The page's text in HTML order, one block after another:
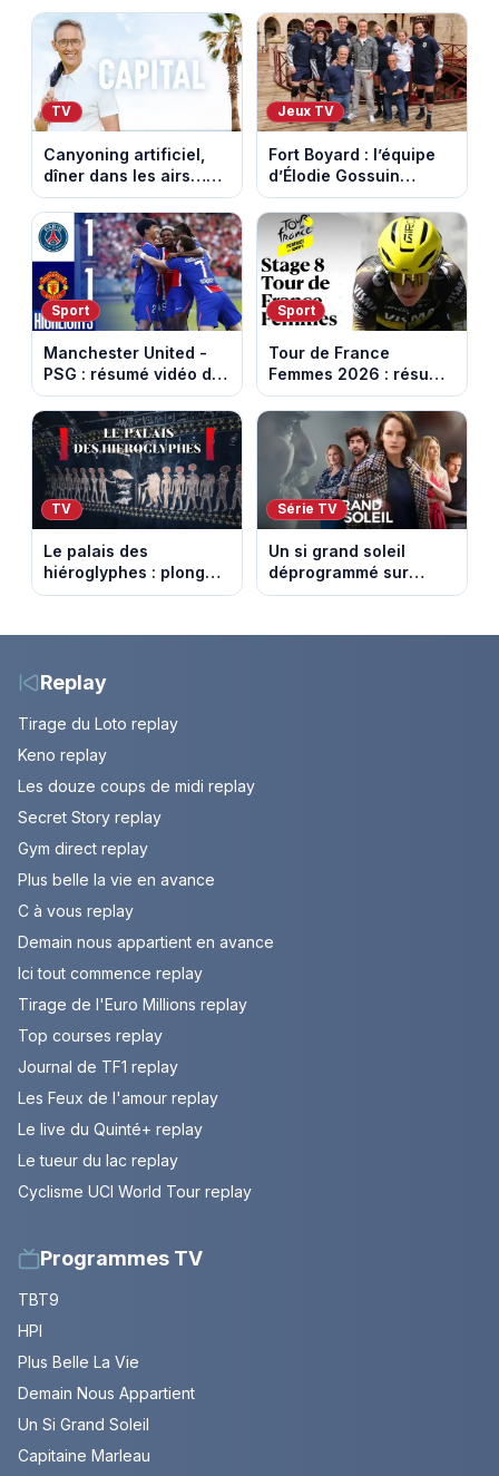
votre soirée télé
dernière étape à Nice
TV
Canyoning artificiel,
dîner dans les airs…
les loisirs les plus fous
passés au crible dans
Capital
Jeux TV
Fort Boyard : l’équipe
d’Élodie Gossuin
termine avec une belle
somme pour l'Unicef et
le Refuge
Sport
Manchester United -
PSG : résumé vidéo du
match amical du 8 août
2026
Sport
Tour de France
Femmes 2026 : résumé
vidéo de la 9e étape
entre Sisteron et Nice
TV
Le palais des
hiéroglyphes : plongez
dans la tombe
les archéologues
Série TV
Un si grand soleil
déprogrammé sur
France 3 : cinq
diffusés le 13 août
Replay
Tirage du Loto replay
Keno replay
Les douze coups de midi replay
Secret Story replay
Gym direct replay
Plus belle la vie en avance
C à vous replay
Demain nous appartient en avance
Ici tout commence replay
Tirage de l'Euro Millions replay
Top courses replay
Journal de TF1 replay
Les Feux de l'amour replay
Le live du Quinté+ replay
Le tueur du lac replay
Cyclisme UCI World Tour replay
Programmes TV
TBT9
HPI
Plus Belle La Vie
Demain Nous Appartient
Un Si Grand Soleil
Capitaine Marleau